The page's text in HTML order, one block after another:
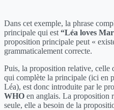
Dans cet exemple, la phrase
principale qui est “Léa loves
proposition principale peut «
grammaticalement correcte.
Puis, la proposition relative, celle
qui complète la principale (ici en
Léa), est donc introduite par le
WHO en anglais. La proposition
seule, elle a besoin de la